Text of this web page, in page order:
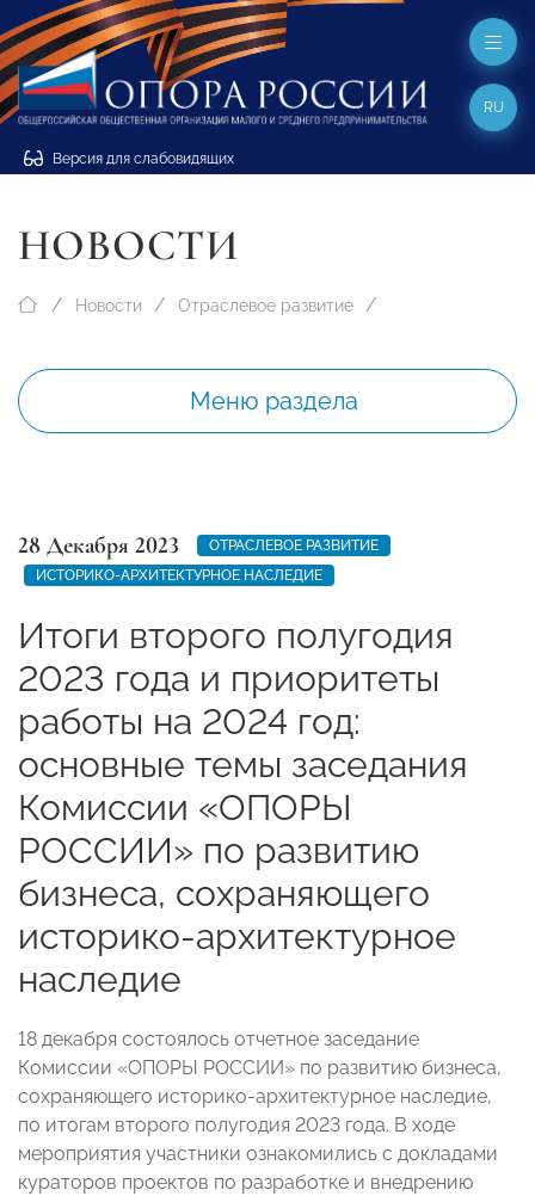
Версия для слабовидящих
RU
НОВОСТИ
Новости Отраслевое развитие
Меню раздела
28 Декабря 2023
ОТРАСЛЕВОЕ РАЗВИТИЕ
ИСТОРИКО-АРХИТЕКТУРНОЕ НАСЛЕДИЕ
Итоги второго полугодия
2023 года и приоритеты
работы на 2024 год:
основные темы заседания
Комиссии «ОПОРЫ
РОССИИ» по развитию
бизнеса, сохраняющего
историко-архитектурное
наследие
18 декабря состоялось отчетное заседание
Комиссии «ОПОРЫ РОССИИ» по развитию бизнеса,
сохраняющего историко-архитектурное наследие,
по итогам второго полугодия 2023 года. В ходе
мероприятия участники ознакомились с докладами
кураторов проектов по разработке и внедрению